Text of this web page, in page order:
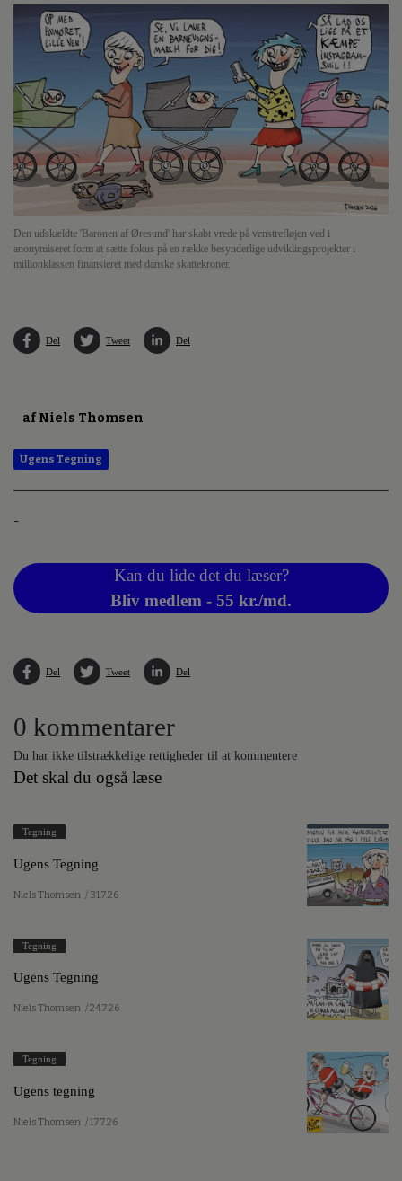
Den udskældte 'Baronen af Øresund' har skabt vrede på venstrefløjen ved i
anonymiseret form at sætte fokus på en række besynderlige udviklingsprojekter i
millionklassen finansieret med danske skattekroner.
Del Tweet Del
af Niels Thomsen
Ugens Tegning
-
Kan du lide det du læser?
Bliv medlem - 55 kr./md.
Del Tweet Del
0 kommentarer
Du har ikke tilstrækkelige rettigheder til at kommentere
Det skal du også læse
Tegning
Ugens Tegning
Niels Thomsen / 31.7.26
Tegning
Ugens Tegning
Niels Thomsen / 24.7.26
Tegning
Ugens tegning
Niels Thomsen / 17.7.26